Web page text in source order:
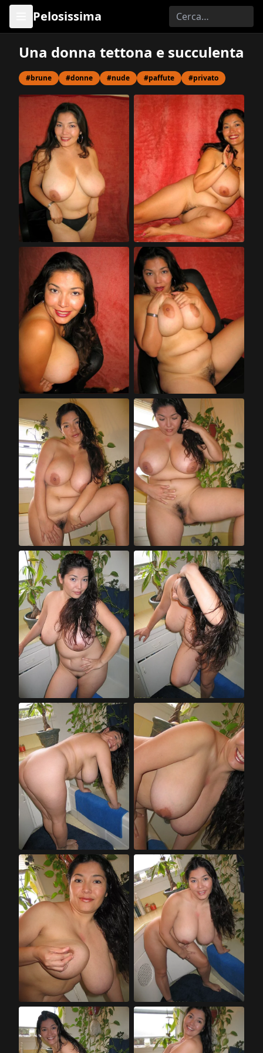
Pelosissima
Una donna tettona e succulenta
#brune #donne #nude #paffute #privato